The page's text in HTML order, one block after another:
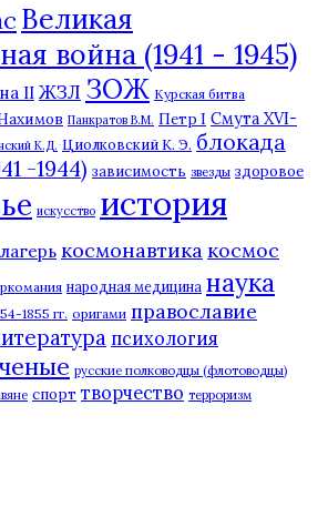
Великая
война (1941 - 1945)
II ЖЗЛ ЗОЖ Курская битва
Панкратов В.М. Петр I Смута XVI-
К.Д. Циолковский К. Э. блокада
-1944) зависимость звезды здоровое
искусство история
космонавтика космос
народная медицина наука
1855 гг. оригами православие
психология
русские полководцы (флотоводцы)
спорт творчество терроризм